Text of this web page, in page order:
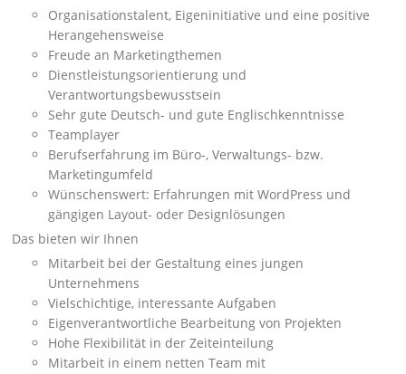
Organisationstalent, Eigeninitiative und eine positive
Herangehensweise
Freude an Marketingthemen
Dienstleistungsorientierung und
Verantwortungsbewusstsein
Sehr gute Deutsch- und gute Englischkenntnisse
Teamplayer
Berufserfahrung im Büro-, Verwaltungs- bzw.
Marketingumfeld
Wünschenswert: Erfahrungen mit WordPress und
gängigen Layout- oder Designlösungen
Das bieten wir Ihnen
Mitarbeit bei der Gestaltung eines jungen
Unternehmens
Vielschichtige, interessante Aufgaben
Eigenverantwortliche Bearbeitung von Projekten
Hohe Flexibilität in der Zeiteinteilung
Mitarbeit in einem netten Team mit